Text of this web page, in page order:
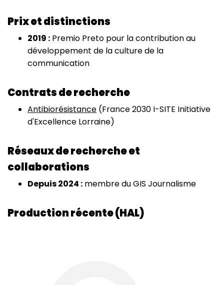
Prix et distinctions
2019 : Premio Preto pour la contribution au
développement de la culture de la
communication
Contrats de recherche
Antibiorésistance (France 2030 I-SITE Initiative
d'Excellence Lorraine)
Réseaux de recherche et
collaborations
Depuis 2024 : membre du GIS Journalisme
Production récente (HAL)